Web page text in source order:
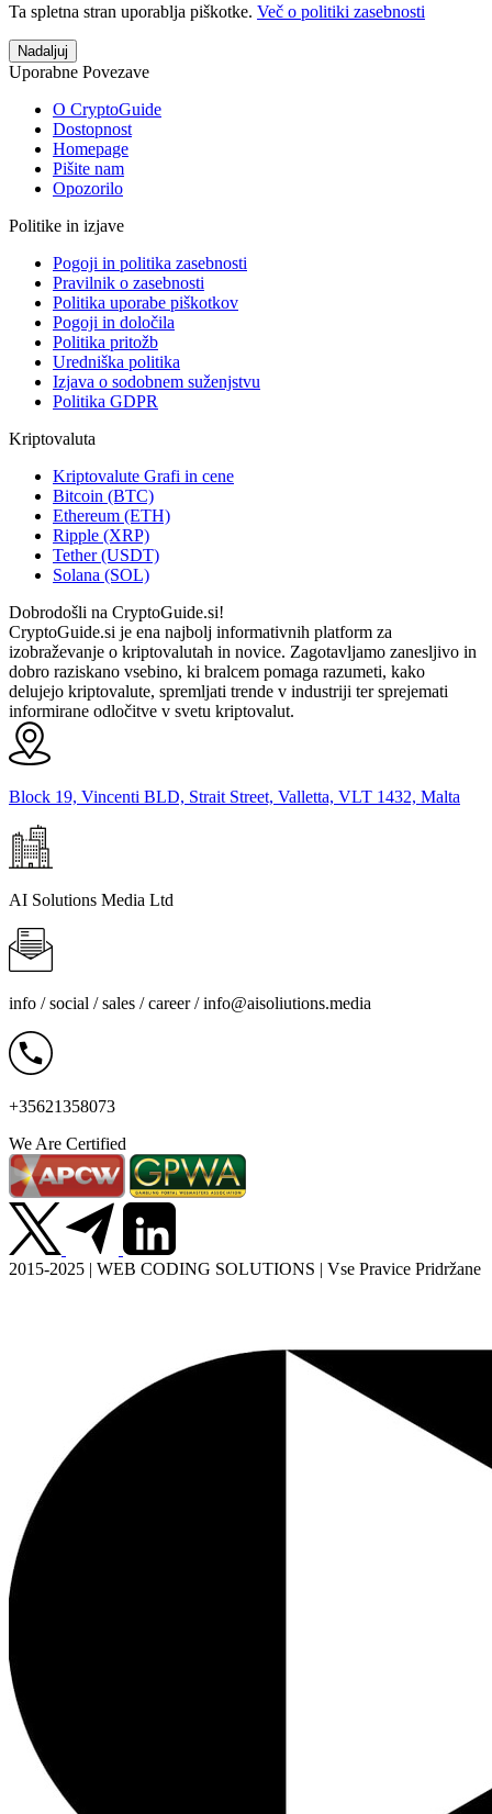
Ta spletna stran uporablja piškotke. Več o politiki zasebnosti
Nadaljuj
Uporabne Povezave
O CryptoGuide
Dostopnost
Homepage
Pišite nam
Opozorilo
Politike in izjave
Pogoji in politika zasebnosti
Pravilnik o zasebnosti
Politika uporabe piškotkov
Pogoji in določila
Politika pritožb
Uredniška politika
Izjava o sodobnem suženjstvu
Politika GDPR
Kriptovaluta
Kriptovalute Grafi in cene
Bitcoin (BTC)
Ethereum (ETH)
Ripple (XRP)
Tether (USDT)
Solana (SOL)
Dobrodošli na CryptoGuide.si!
CryptoGuide.si je ena najbolj informativnih platform za
izobraževanje o kriptovalutah in novice. Zagotavljamo zanesljivo in
dobro raziskano vsebino, ki bralcem pomaga razumeti, kako
delujejo kriptovalute, spremljati trende v industriji ter sprejemati
informirane odločitve v svetu kriptovalut.
Block 19, Vincenti BLD, Strait Street, Valletta, VLT 1432, Malta
AI Solutions Media Ltd
info / social / sales / career /info@aisoliutions.media
+35621358073
We Are Certified
2015-2025 | WEB CODING SOLUTIONS | Vse Pravice Pridržane